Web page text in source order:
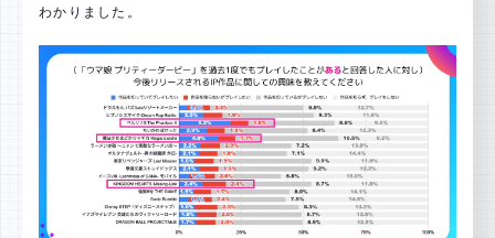
わかりました。